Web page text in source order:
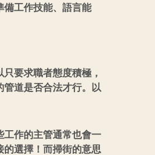
備工作技能、語言能
要求職者態度積極，
道是否合法才行。以
工作的主管通常也會一
選擇！而掃街的意思